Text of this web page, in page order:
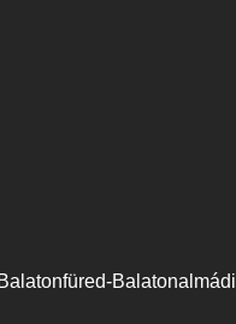
Balatonalmádi